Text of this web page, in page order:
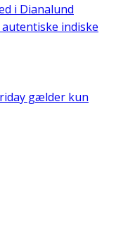
i Dianalund
indiske
gælder kun